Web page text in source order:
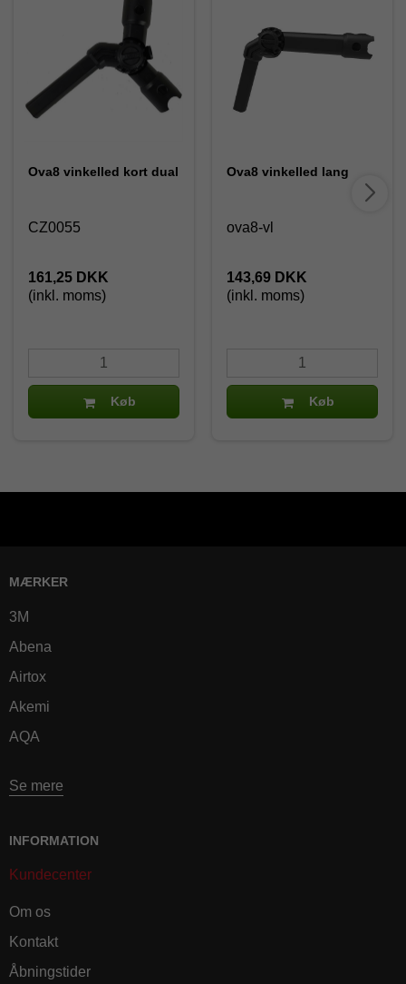
Ova8 vinkelled kort dual
CZ0055
161,25 DKK
(inkl. moms)
Køb
Ova8 vinkelled lang
ova8-vl
143,69 DKK
(inkl. moms)
Køb
MÆRKER
3M
Abena
Airtox
Akemi
AQA
Se mere
INFORMATION
Kundecenter
Om os
Kontakt
Åbningstider